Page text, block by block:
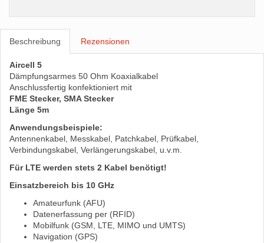
Beschreibung Rezensionen
Aircell 5
Dämpfungsarmes 50 Ohm Koaxialkabel
Anschlussfertig konfektioniert mit
FME Stecker, SMA Stecker
Länge 5m
Anwendungsbeispiele:
Antennenkabel, Messkabel, Patchkabel, Prüfkabel,
Verbindungskabel, Verlängerungskabel, u.v.m.
Für LTE werden stets 2 Kabel benötigt!
Einsatzbereich bis 10 GHz
Amateurfunk (AFU)
Datenerfassung per (RFID)
Mobilfunk (GSM, LTE, MIMO und UMTS)
Navigation (GPS)